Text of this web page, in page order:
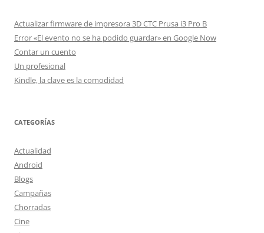
Actualizar firmware de impresora 3D CTC Prusa i3 Pro B
Error «El evento no se ha podido guardar» en Google Now
Contar un cuento
Un profesional
Kindle, la clave es la comodidad
CATEGORÍAS
Actualidad
Android
Blogs
Campañas
Chorradas
Cine